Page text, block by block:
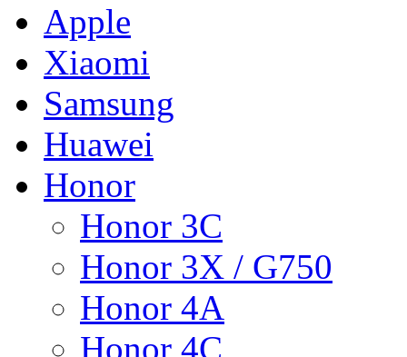
Apple
Xiaomi
Samsung
Huawei
Honor
Honor 3C
Honor 3X / G750
Honor 4A
Honor 4C